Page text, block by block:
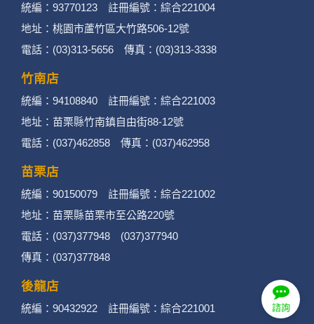
諮詢
統編：93770123 註冊編號：綜合221004
地址：桃園市蘆竹區大竹路506-12號
電話：(03)313-5656 傳真：(03)313-3338
竹南店
統編：94108840 註冊編號：綜合221003
地址：苗栗縣竹南鎮自由街88-12號
電話：(037)462858 傳真：(037)462958
苗栗店
統編：90150079 註冊編號：綜合221002
地址：苗栗縣苗栗市至公路220號
電話：(037)377948 (037)377940
傳真：(037)377848
後龍店
統編：90432922 註冊編號：綜合221001